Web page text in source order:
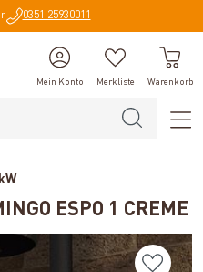
0351 25930011
Mein Konto Merkliste Warenkorb
ESPO 1 CREME